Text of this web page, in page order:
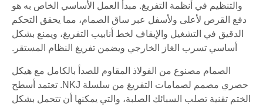
والتنظيم في أنظمة التفريغ. مبدأ العمل الأساسي الخاص به هو
دفع القرص لأعلى ولأسفل عبر ساق الصمام، مما يحقق التحكم
الدقيق في التشغيل والإيقاف لخط أنابيب التفريغ، ويمنع بشكل
أساسي تسرب الغاز الخارجي ويضمن تفريغ النظام المستقر.
الصمام مصنوع من الفولاذ المقاوم للصدأ بالكامل مع هيكل
حصري مصمم لصمامات التفريغ من سلسلة NKJ. تعتمد أسطح
الختم تقنية تصلب السبائك الصلبة، والتي يمكنها أن تتحمل بشكل